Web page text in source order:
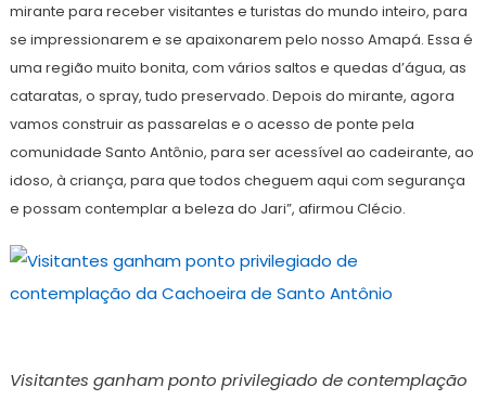
mirante para receber visitantes e turistas do mundo inteiro, para
se impressionarem e se apaixonarem pelo nosso Amapá. Essa é
uma região muito bonita, com vários saltos e quedas d’água, as
cataratas, o spray, tudo preservado. Depois do mirante, agora
vamos construir as passarelas e o acesso de ponte pela
comunidade Santo Antônio, para ser acessível ao cadeirante, ao
idoso, à criança, para que todos cheguem aqui com segurança
e possam contemplar a beleza do Jari”, afirmou Clécio.
Visitantes ganham ponto privilegiado de contemplação